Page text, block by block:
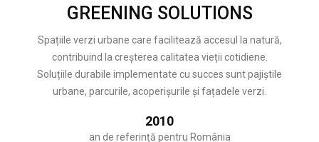
GREENING SOLUTIONS
Spațiile verzi urbane care facilitează accesul la natură,
contribuind la creșterea calitatea vieții cotidiene.
Soluțiile durabile implementate cu succes sunt pajiștile
urbane, parcurile, acoperișurile și fațadele verzi.
2010
an de referință pentru România